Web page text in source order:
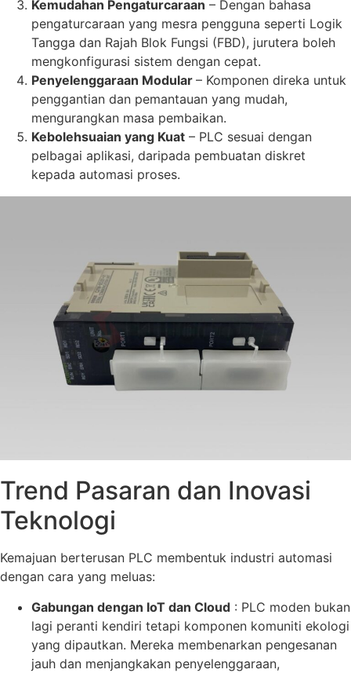
Kemudahan Pengaturcaraan – Dengan bahasa
pengaturcaraan yang mesra pengguna seperti Logik
Tangga dan Rajah Blok Fungsi (FBD), jurutera boleh
mengkonfigurasi sistem dengan cepat.
Penyelenggaraan Modular – Komponen direka untuk
penggantian dan pemantauan yang mudah,
mengurangkan masa pembaikan.
Kebolehsuaian yang Kuat – PLC sesuai dengan
pelbagai aplikasi, daripada pembuatan diskret
kepada automasi proses.
Trend Pasaran dan Inovasi
Teknologi
Kemajuan berterusan PLC membentuk industri automasi
dengan cara yang meluas:
Gabungan dengan IoT dan Cloud : PLC moden bukan
lagi peranti kendiri tetapi komponen komuniti ekologi
yang dipautkan. Mereka membenarkan pengesanan
jauh dan menjangkakan penyelenggaraan,